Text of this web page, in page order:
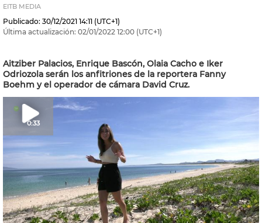
EITB MEDIA
Publicado: 30/12/2021 14:11 (UTC+1)
Última actualización: 02/01/2022 12:00 (UTC+1)
Aitziber Palacios, Enrique Bascón, Olaia Cacho e Iker
Odriozola serán los anfitriones de la reportera Fanny
Boehm y el operador de cámara David Cruz.
0:33